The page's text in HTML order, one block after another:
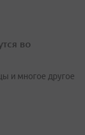
во
и многое другое